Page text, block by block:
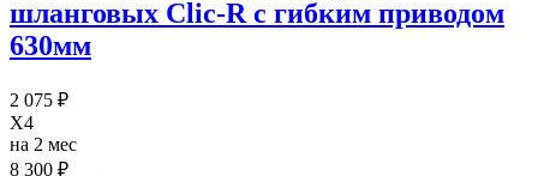
шланговых Clic-R с гибким приводом
630мм
2 075 ₽
X4
на 2 мес
8 300 ₽